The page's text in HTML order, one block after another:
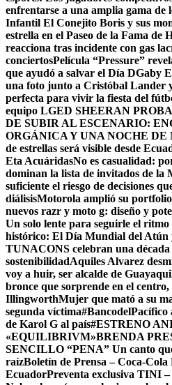
enfrentarse a una amplia gama de
Infantil El Conejito Boris y sus
estrella en el Paseo de la Fama de
reacciona tras incidente con gas
conciertosPelícula “Pressure”
que ayudó a salvar el Día DGaby
una foto junto a Cristóbal Lander
perfecta para vivir la fiesta del
equipo LGED SHEERAN
DE SUBIR AL ESCENARIO:
ORGÁNICA Y UNA NOCHE
de estrellas será visible desde
Eta AcuáridasNo es casualidad:
dominan la lista de invitados de la
suficiente el riesgo de decisiones
diálisisMotorola amplió su
nuevos razr y moto g: diseño y
Un solo lente para seguirle el
histórico: El Día Mundial del Atún
TUNACONS celebran una década
sostenibilidadAquiles Alvarez
voy a huir, ser alcalde de
bronce que sorprende en el
IllingworthMujer que mató a su
segunda víctima#BancodelPacífico
de Karol G al país#ESTRENO
«EQUILIBRIVM»BRENDA
SENCILLO “PENA” Un canto
raízBoletín de Prensa – Coca-
EcuadorPreventa exclusiva TINI